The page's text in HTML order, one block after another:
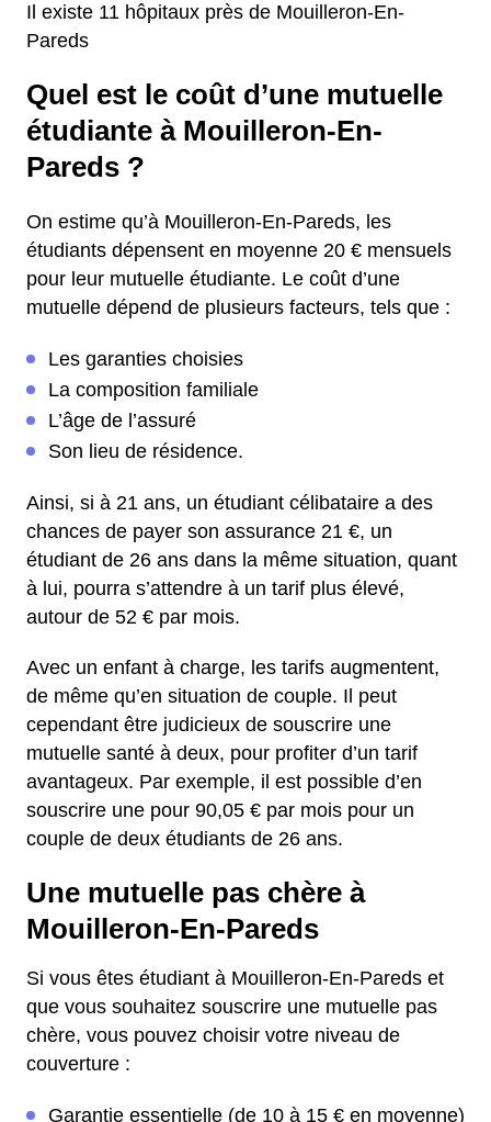
Il existe 11 hôpitaux près de Mouilleron-En-
Pareds
Quel est le coût d’une mutuelle
étudiante à Mouilleron-En-
Pareds ?
On estime qu’à Mouilleron-En-Pareds, les
étudiants dépensent en moyenne 20 € mensuels
pour leur mutuelle étudiante. Le coût d’une
mutuelle dépend de plusieurs facteurs, tels que :
Les garanties choisies
La composition familiale
L’âge de l’assuré
Son lieu de résidence.
Ainsi, si à 21 ans, un étudiant célibataire a des
chances de payer son assurance 21 €, un
étudiant de 26 ans dans la même situation, quant
à lui, pourra s’attendre à un tarif plus élevé,
autour de 52 € par mois.
Avec un enfant à charge, les tarifs augmentent,
de même qu’en situation de couple. Il peut
cependant être judicieux de souscrire une
mutuelle santé à deux, pour profiter d’un tarif
avantageux. Par exemple, il est possible d’en
souscrire une pour 90,05 € par mois pour un
couple de deux étudiants de 26 ans.
Une mutuelle pas chère à
Mouilleron-En-Pareds
Si vous êtes étudiant à Mouilleron-En-Pareds et
que vous souhaitez souscrire une mutuelle pas
chère, vous pouvez choisir votre niveau de
couverture :
Garantie essentielle (de 10 à 15 € en moyenne)